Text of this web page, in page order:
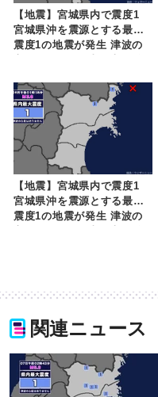
【地震】宮城県内で震度1
宮城県沖を震源とする最大
震度1の地震が発生 津波の
【地震】宮城県内で震度1
宮城県沖を震源とする最大
震度1の地震が発生 津波の
関連ニュース